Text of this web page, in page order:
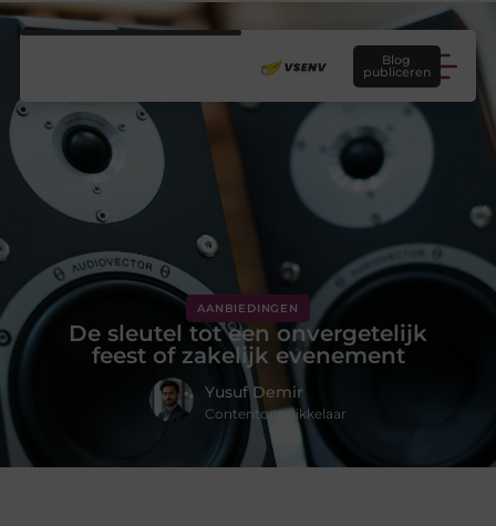
Blog
publiceren
AANBIEDINGEN
De sleutel tot een onvergetelijk
feest of zakelijk evenement
Yusuf Demir
Contentontwikkelaar